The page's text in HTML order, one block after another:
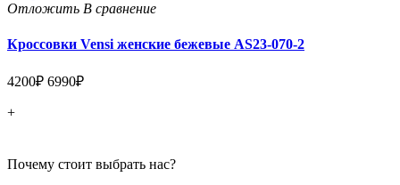
Отложить В сравнение
Кроссовки Vensi женские бежевые AS23-070-2
4200₽ 6990₽
+
Почему стоит выбрать нас?